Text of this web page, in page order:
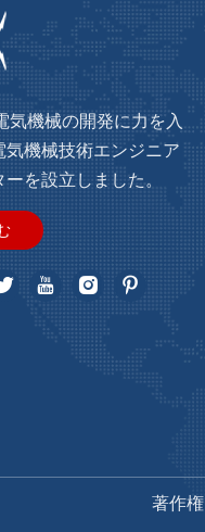
販売用ローター同期洗濯機モーター
気機械の開発に力を入
機械技術エンジニア
を設立しました。
著作権